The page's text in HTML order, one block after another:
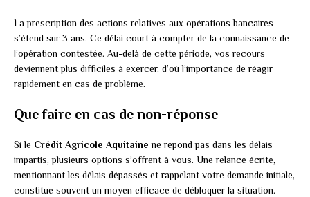
La prescription des actions relatives aux opérations bancaires
s’étend sur 3 ans. Ce délai court à compter de la connaissance de
l’opération contestée. Au-delà de cette période, vos recours
deviennent plus difficiles à exercer, d’où l’importance de réagir
rapidement en cas de problème.
Que faire en cas de non-réponse
Si le Crédit Agricole Aquitaine ne répond pas dans les délais
impartis, plusieurs options s’offrent à vous. Une relance écrite,
mentionnant les délais dépassés et rappelant votre demande initiale,
constitue souvent un moyen efficace de débloquer la situation.